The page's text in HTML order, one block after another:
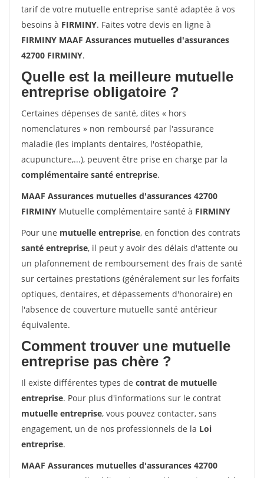
tarif de votre mutuelle entreprise santé adaptée à vos
besoins à FIRMINY. Faites votre devis en ligne à
FIRMINY MAAF Assurances mutuelles d'assurances
42700 FIRMINY.
Quelle est la meilleure mutuelle
entreprise obligatoire ?
Certaines dépenses de santé, dites « hors
nomenclatures » non remboursé par l'assurance
maladie (les implants dentaires, l'ostéopathie,
acupuncture,...), peuvent être prise en charge par la
complémentaire santé entreprise.
MAAF Assurances mutuelles d'assurances 42700
FIRMINY Mutuelle complémentaire santé à FIRMINY
Pour une mutuelle entreprise, en fonction des contrats
santé entreprise, il peut y avoir des délais d'attente ou
un plafonnement de remboursement des frais de santé
sur certaines prestations (généralement sur les forfaits
optiques, dentaires, et dépassements d'honoraire) en
l'absence de couverture mutuelle santé antérieur
équivalente.
Comment trouver une mutuelle
entreprise pas chère ?
Il existe différentes types de contrat de mutuelle
entreprise. Pour plus d'informations sur le contrat
mutuelle entreprise, vous pouvez contacter, sans
engagement, un de nos professionnels de la Loi
entreprise.
MAAF Assurances mutuelles d'assurances 42700